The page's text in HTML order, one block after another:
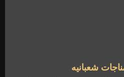
شعبانیه